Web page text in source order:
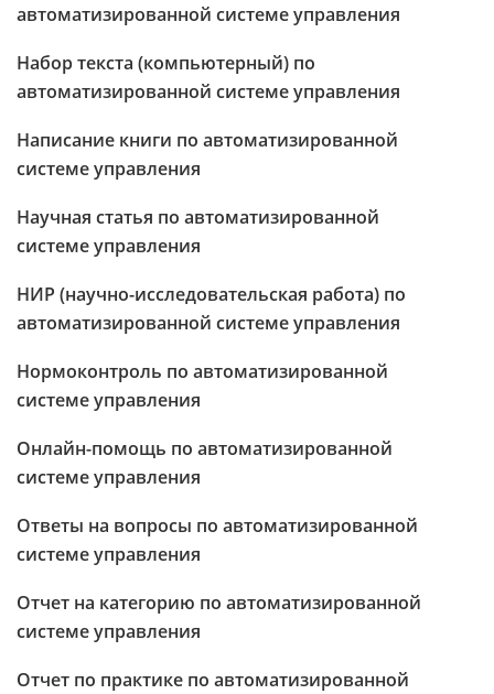
автоматизированной системе управления
Набор текста (компьютерный) по
автоматизированной системе управления
Написание книги по автоматизированной
системе управления
Научная статья по автоматизированной
системе управления
НИР (научно-исследовательская работа) по
автоматизированной системе управления
Нормоконтроль по автоматизированной
системе управления
Онлайн-помощь по автоматизированной
системе управления
Ответы на вопросы по автоматизированной
системе управления
Отчет на категорию по автоматизированной
системе управления
Отчет по практике по автоматизированной